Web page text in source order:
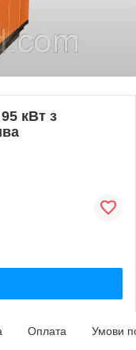
кВт з
Оплата Умови